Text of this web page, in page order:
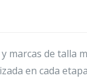
marcas de talla
en cada